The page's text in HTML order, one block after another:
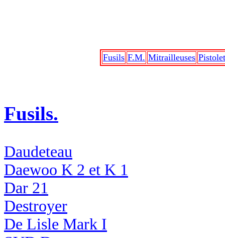
Fusils F.M. Mitrailleuses
Fusils.
Daudeteau
Daewoo K 2 et K 1
Dar 21
Destroyer
De Lisle Mark I